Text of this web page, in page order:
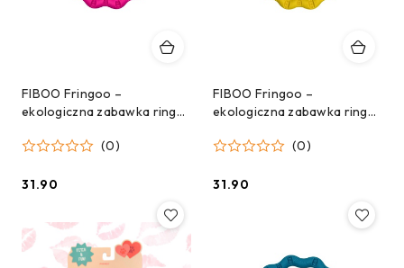
FIBOO Fringoo –
ekologiczna zabawka ringo i
różowe (ø 18 cm)
(0)
Cena:
31.90
FIBOO Fringoo –
ekologiczna zabawka ringo i
żółte (ø 18 cm)(0)
Cena:
31.90